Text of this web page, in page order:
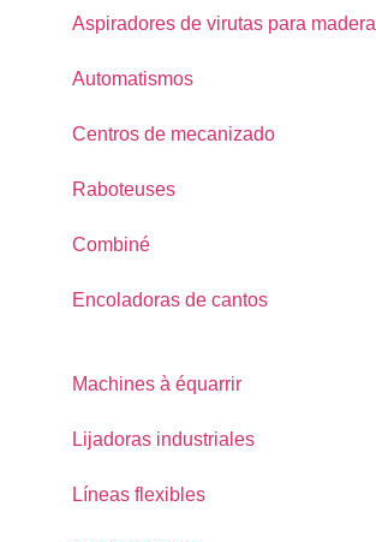
Aspiradores de virutas para madera
Automatismos
Centros de mecanizado
Raboteuses
Combiné
Encoladoras de cantos
Machines à équarrir
Lijadoras industriales
Líneas flexibles